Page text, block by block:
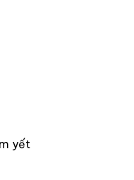
yết